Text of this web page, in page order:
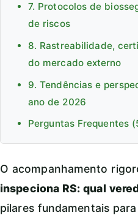
7. Protocolos de
de riscos
8. Rastreabilidade,
do mercado externo
9. Tendências e
ano de 2026
Perguntas Frequentes
O acompanhamento
inspeciona RS: qual
pilares fundamentais